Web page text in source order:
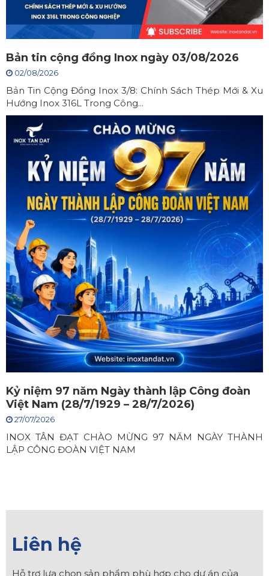
Bản tin cộng đồng Inox ngày 03/08/2026
02/08/2026
Bản Tin Cộng Đồng Inox 3/8: Chính Sách Thép Mới & Xu
Hướng Inox 316L Trong Công...
Kỷ niệm 97 năm Ngày thành lập Công đoàn
Việt Nam (28/7/1929 – 28/7/2026)
27/07/2026
INOX TÂN ĐẠT CHÀO MỪNG 97 NĂM NGÀY THÀNH
LẬP CÔNG ĐOÀN VIỆT NAM
Liên hệ
Hỗ trợ lựa chọn sản phẩm phù hợp cho dự án của